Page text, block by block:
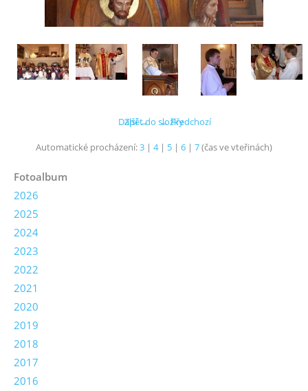
← Předchozí
Další →
Zpět do složky
Automatické procházení:3 | 4| 5 | 6 | 7(čas ve vteřinách)
Fotoalbum
2026
2025
2024
2023
2022
2021
2020
2019
2018
2017
2016